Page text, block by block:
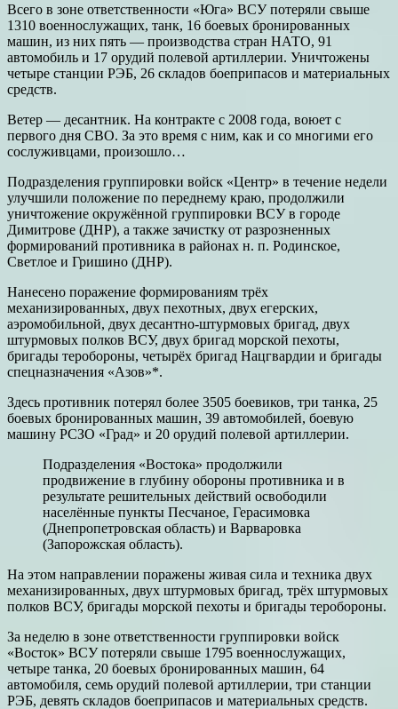
Всего в зоне ответственности «Юга» ВСУ потеряли свыше
1310 военнослужащих, танк, 16 боевых бронированных
машин, из них пять — производства стран НАТО, 91
автомобиль и 17 орудий полевой артиллерии. Уничтожены
четыре станции РЭБ, 26 складов боеприпасов и материальных
средств.
Ветер — десантник. На контракте с 2008 года, воюет с
первого дня СВО. За это время с ним, как и со многими его
сослуживцами, произошло…
Подразделения группировки войск «Центр» в течение недели
улучшили положение по переднему краю, продолжили
уничтожение окружённой группировки ВСУ в городе
Димитрове (ДНР), а также зачистку от разрозненных
формирований противника в районах н. п. Родинское,
Светлое и Гришино (ДНР).
Нанесено поражение формированиям трёх
механизированных, двух пехотных, двух егерских,
аэромобильной, двух десантно-штурмовых бригад, двух
штурмовых полков ВСУ, двух бригад морской пехоты,
бригады теробороны, четырёх бригад Нацгвардии и бригады
спецназначения «Азов»*.
Здесь противник потерял более 3505 боевиков, три танка, 25
боевых бронированных машин, 39 автомобилей, боевую
машину РСЗО «Град» и 20 орудий полевой артиллерии.
Подразделения «Востока» продолжили
продвижение в глубину обороны противника и в
результате решительных действий освободили
населённые пункты Песчаное, Герасимовка
(Днепропетровская область) и Варваровка
(Запорожская область).
На этом направлении поражены живая сила и техника двух
механизированных, двух штурмовых бригад, трёх штурмовых
полков ВСУ, бригады морской пехоты и бригады теробороны.
За неделю в зоне ответственности группировки войск
«Восток» ВСУ потеряли свыше 1795 военнослужащих,
четыре танка, 20 боевых бронированных машин, 64
автомобиля, семь орудий полевой артиллерии, три станции
РЭБ, девять складов боеприпасов и материальных средств.